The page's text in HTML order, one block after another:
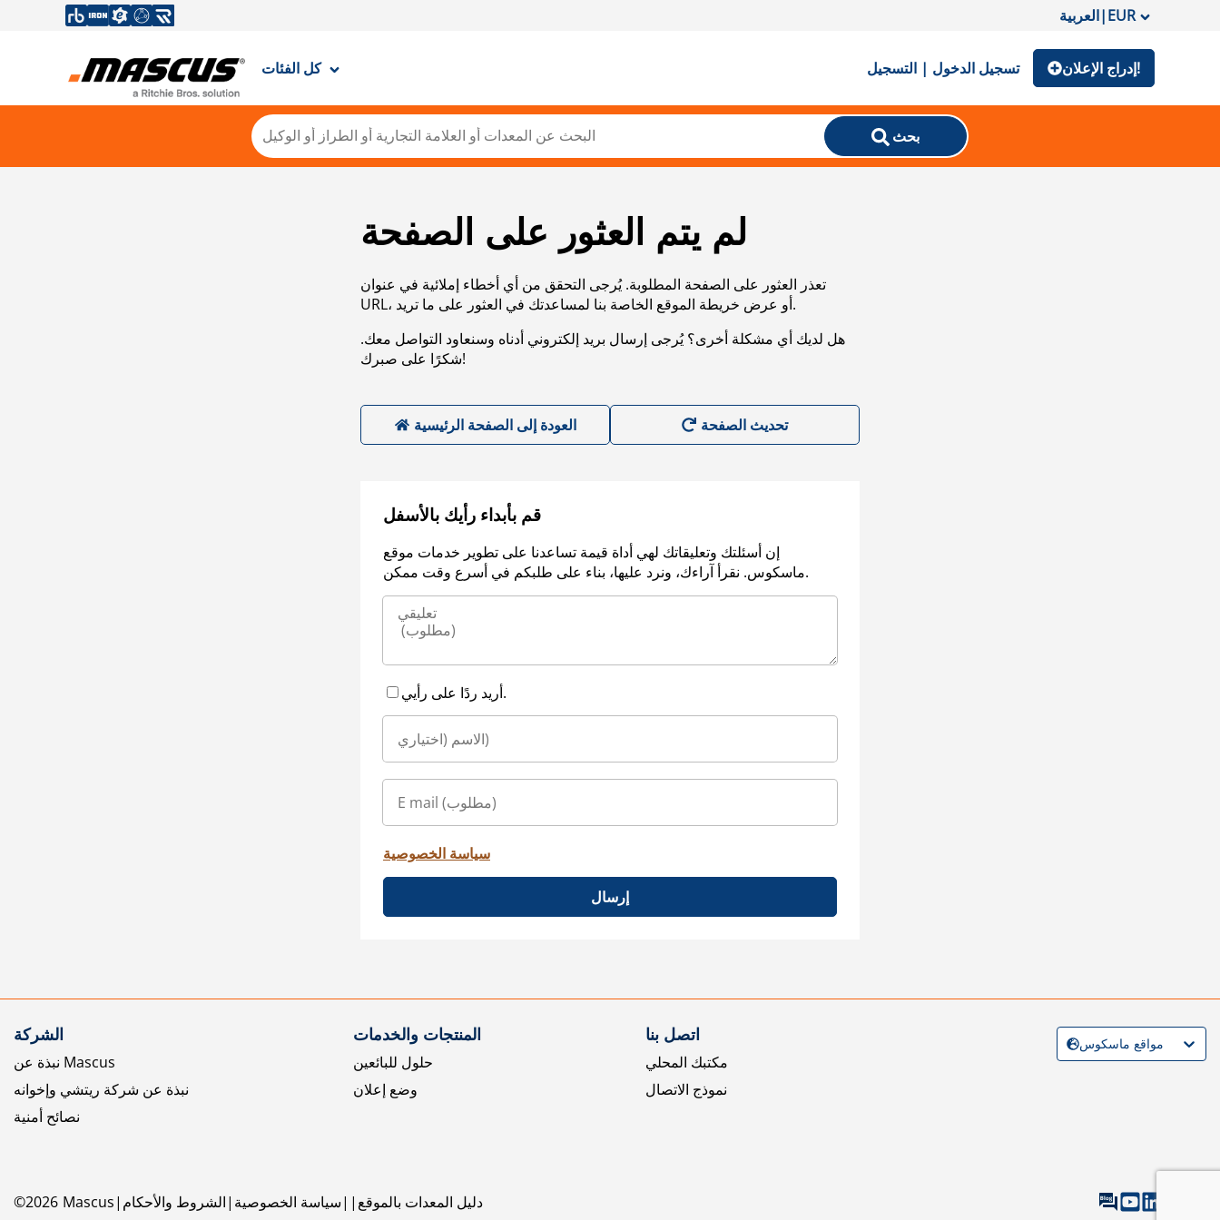
العربية|EUR
كل الفئات تسجيل الدخول | التسجيل إدراج الإعلان!
بحث
لم يتم العثور على الصفحة
تعذر العثور على الصفحة المطلوبة. يُرجى التحقق من أي أخطاء إملائية في عنوان
URL، أو عرض خريطة الموقع الخاصة بنا لمساعدتك في العثور على ما تريد.
هل لديك أي مشكلة أخرى؟ يُرجى إرسال بريد إلكتروني أدناه وسنعاود التواصل معك.
شكرًا على صبرك!
العودة إلى الصفحة الرئيسية
قم بأبداء رأيك بالأسفل
إن أسئلتك وتعليقاتك لهي أداة قيمة تساعدنا على تطوير خدمات موقع
ماسكوس. نقرأ آراءك، ونرد عليها، بناء على طلبكم في أسرع وقت ممكن.
أريد ردًا على رأيي.
سياسة الخصوصية
إرسال
الشركة
نبذة عن Mascus
نبذة عن شركة ريتشي وإخوانه
نصائح أمنية
المنتجات والخدمات
حلول للبائعين
وضع إعلان
اتصل بنا
مكتبك المحلي
نموذج الاتصال
©2026 Mascus الشروط والأحكام سياسة الخصوصية دليل المعدات بالموقع
مواقع ماسكوس